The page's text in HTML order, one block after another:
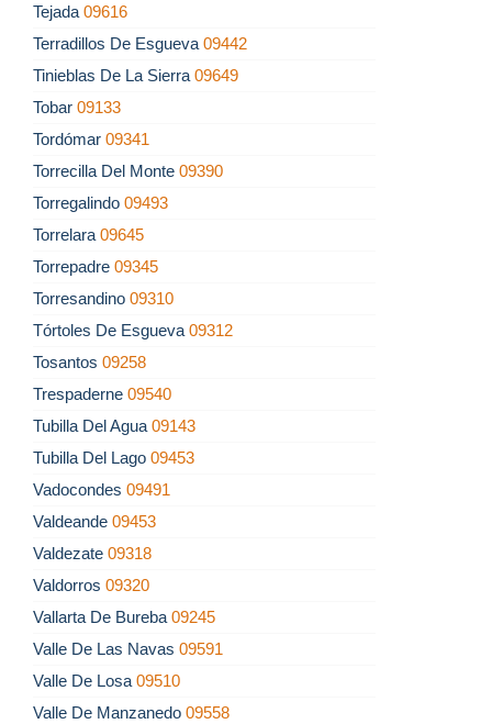
Tejada 09616
Terradillos De Esgueva 09442
Tinieblas De La Sierra 09649
Tobar 09133
Tordómar 09341
Torrecilla Del Monte 09390
Torregalindo 09493
Torrelara 09645
Torrepadre 09345
Torresandino 09310
Tórtoles De Esgueva 09312
Tosantos 09258
Trespaderne 09540
Tubilla Del Agua 09143
Tubilla Del Lago 09453
Vadocondes 09491
Valdeande 09453
Valdezate 09318
Valdorros 09320
Vallarta De Bureba 09245
Valle De Las Navas 09591
Valle De Losa 09510
Valle De Manzanedo 09558